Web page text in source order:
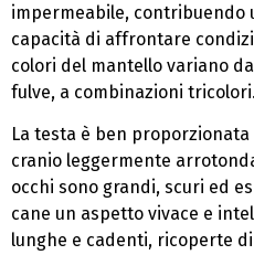
impermeabile, contribuendo
capacità di affrontare
colori del mantello variano
fulve, a combinazioni tricolori.
La testa è ben
cranio leggermente
occhi sono grandi, scuri ed
cane un aspetto vivace e
lunghe e cadenti, ricoperte